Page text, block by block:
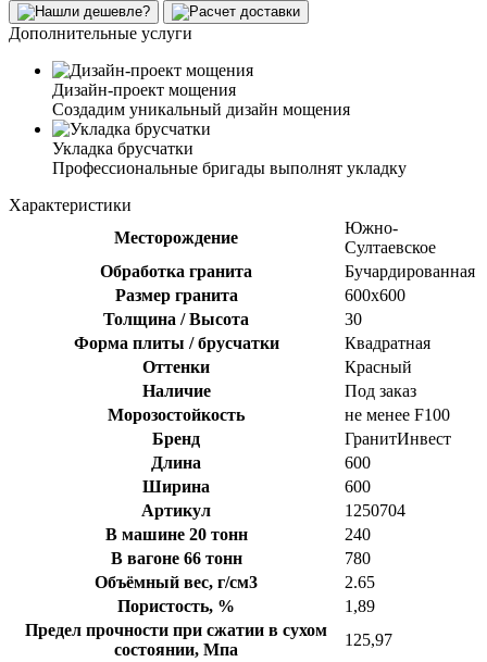
Дополнительные услуги
Дизайн-проект мощения
Создадим уникальный дизайн мощения
Укладка брусчатки
Профессиональные бригады выполнят укладку
Характеристики
Месторождение
Южно-
Султаевское
Обработка гранита
Бучардированная
Размер гранита
600х600
Толщина / Высота
30
Форма плиты / брусчатки
Квадратная
Оттенки
Красный
Наличие
Под заказ
Морозостойкость
не менее F100
Бренд
ГранитИнвест
Длина
600
Ширина
600
Артикул
1250704
В машине 20 тонн
240
В вагоне 66 тонн
780
Объёмный вес, г/см3
2.65
Пористость, %
1,89
Предел прочности при сжатии в сухом
состоянии, Мпа
125,97